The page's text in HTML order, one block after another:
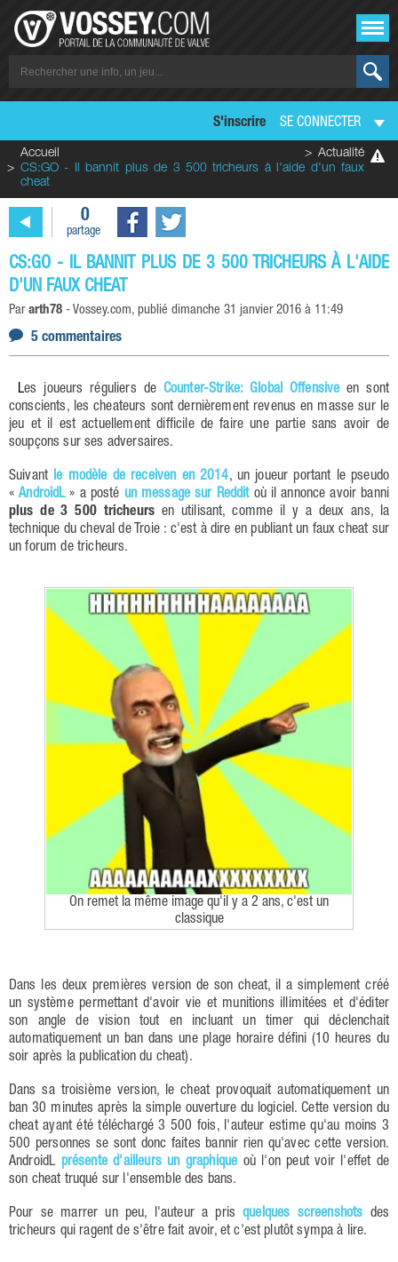
S'inscrire SE CONNECTER
Accueil
Actualité
CS:GO - Il bannit plus de 3 500 tricheurs à l'aide d'un faux
cheat
0
partage
CS:GO - IL BANNIT PLUS DE 3 500 TRICHEURS À L'AIDE
D'UN FAUX CHEAT
Par arth78 - Vossey.com, publié dimanche 31 janvier 2016 à 11:49
5 commentaires
Les joueurs réguliers de Counter-Strike: Global Offensiveen sont
conscients, les cheateurs sont dernièrement revenus en masse sur le
jeu et il est actuellement difficile de faire une partie sans avoir de
soupçons sur ses adversaires.
Suivant le modèle de receiven en 2014, un joueur portant le pseudo
«AndroidL» a posté un message sur Redditoù il annonce avoir banni
plus de 3 500 tricheurs en utilisant, comme il y a deux ans, la
technique du cheval de Troie : c'est à dire en publiant un faux cheat sur
un forum de tricheurs.
On remet la même image qu'il y a 2 ans, c'est un
classique
Dans les deux premières version de son cheat, il a simplement créé
un système permettant d'avoir vie et munitions illimitées et d'éditer
son angle de vision tout en incluant un timer qui déclenchait
automatiquement un ban dans une plage horaire défini (10 heures du
soir après la publication du cheat).
Dans sa troisième version, le cheat provoquait automatiquement un
ban 30 minutes après la simple ouverture du logiciel. Cette version du
cheat ayant été téléchargé 3 500 fois, l'auteur estime qu'au moins 3
500 personnes se sont donc faites bannir rien qu'avec cette version.
AndroidL présente d'ailleurs un graphiqueoù l'on peut voir l'effet de
son cheat truqué sur l'ensemble des bans.
Pour se marrer un peu, l'auteur a prisquelques screenshots des
tricheurs qui ragent de s'être fait avoir, et c'est plutôt sympa à lire.